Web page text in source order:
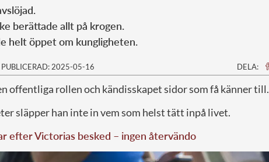
berättade allt på krogen.
helt öppet om kungligheten.
PUBLICERAD: 2025-05-16 DELA:
offentliga rollen och kändisskapet sidor som få känner till.
släpper han inte in vem som helst tätt inpå livet.
efter Victorias besked – ingen återvändo